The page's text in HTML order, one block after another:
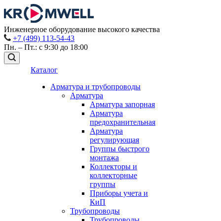
Инженерное оборудование высокого качества
+7 (499) 113-54-43
Пн. – Пт.: с 9:30 до 18:00
Каталог
Арматура и трубопроводы
Арматура
Арматура запорная
Арматура
предохранительная
Арматура
регулирующая
Группы быстрого
монтажа
Коллекторы и
коллекторные
группы
Приборы учета и
КиП
Трубопроводы